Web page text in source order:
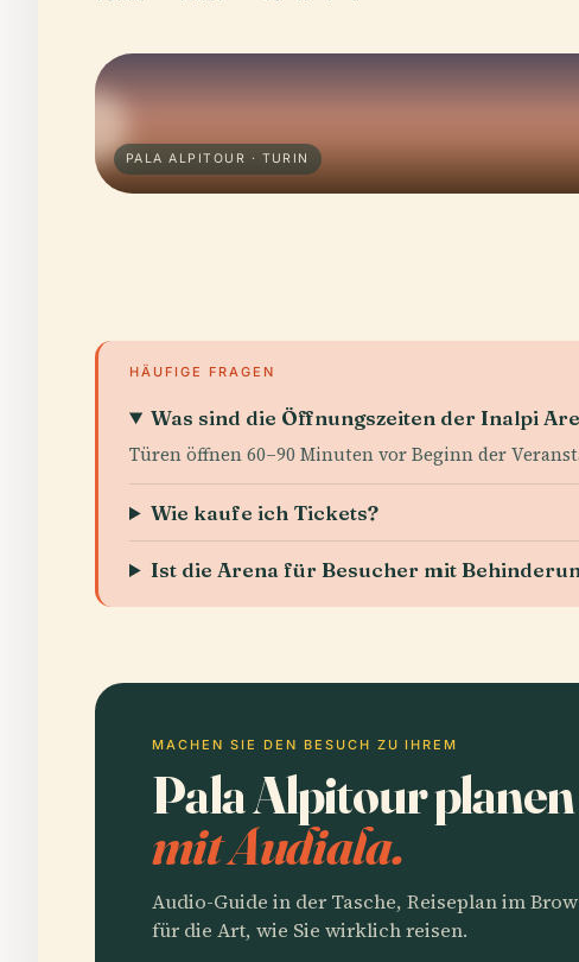
PALA ALPITOUR · TURIN
HÄUFIGE FRAGEN
Was sind die Öffnungszeiten der Inalpi
Türen öffnen 60–90 Minuten vor Beginn der
Wie kaufe ich Tickets?
Ist die Arena für Besucher mit
MACHEN SIE DEN BESUCH ZU IHREM
Pala Alpitour
mit Audiala.
Audio-Guide in der Tasche, Reiseplan im
für die Art, wie Sie wirklich reisen.